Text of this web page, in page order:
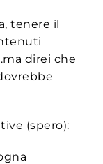
tenere il
direi che
(spero):